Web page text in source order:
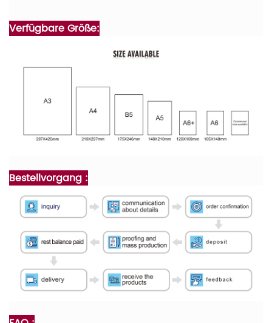
Verfügbare Größe:
Bestellvorgang :